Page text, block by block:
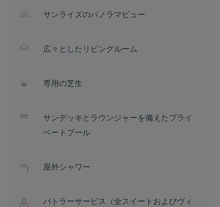
サンライズのパノラマビュー
広々としたリビングルーム
専用の芝生
サンデッキとラウンジャーを備えたプライ
ベートプール
屋外シャワー
バトラーサービス（全スイートおよびヴィ